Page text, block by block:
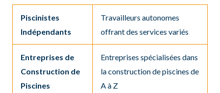
Piscinistes
Indépendants
Travailleurs autonomes
offrant des services variés
Entreprises de
Construction de
Piscines
Entreprises spécialisées dans
la construction de piscines de
A à Z